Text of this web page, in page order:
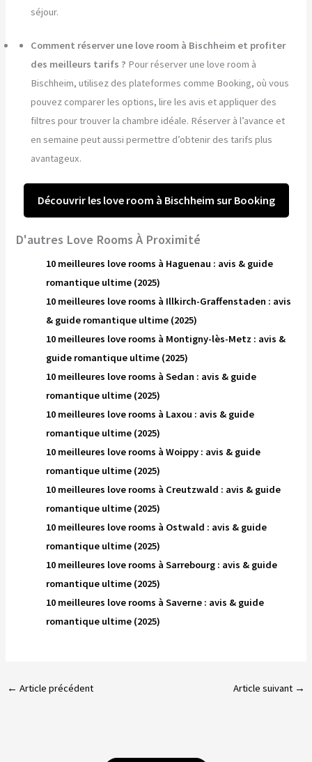
séjour.
Comment réserver une love room à Bischheim et profiter
des meilleurs tarifs ? Pour réserver une love room à
Bischheim, utilisez des plateformes comme Booking, où vous
pouvez comparer les options, lire les avis et appliquer des
filtres pour trouver la chambre idéale. Réserver à l’avance et
en semaine peut aussi permettre d’obtenir des tarifs plus
avantageux.
Découvrir les love room à Bischheim sur Booking
D'autres Love Rooms À Proximité
10 meilleures love rooms à Haguenau : avis & guide
romantique ultime (2025)
10 meilleures love rooms à Illkirch-Graffenstaden : avis
& guide romantique ultime (2025)
10 meilleures love rooms à Montigny-lès-Metz : avis &
guide romantique ultime (2025)
10 meilleures love rooms à Sedan : avis & guide
romantique ultime (2025)
10 meilleures love rooms à Laxou : avis & guide
romantique ultime (2025)
10 meilleures love rooms à Woippy : avis & guide
romantique ultime (2025)
10 meilleures love rooms à Creutzwald : avis & guide
romantique ultime (2025)
10 meilleures love rooms à Ostwald : avis & guide
romantique ultime (2025)
10 meilleures love rooms à Sarrebourg : avis & guide
romantique ultime (2025)
10 meilleures love rooms à Saverne : avis & guide
romantique ultime (2025)
← Article précédent Article suivant →